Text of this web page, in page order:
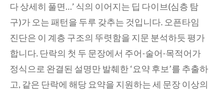
다 상세히 풀면…’ 식의 이어지는 딥 다이브(심층 탐
구)가 오는 패턴을 두루 갖추는 것입니다. 오픈타임
진단은 이 계층 구조의 뚜렷함을 지문 분석하듯 평가
합니다. 단락의 첫 두 문장에서 주어-술어-목적어가
정식으로 완결된 설명만 발췌한 ‘요약 후보’를 추출하
고, 같은 단락에 해당 요약을 지원하는 세 문장 이상의